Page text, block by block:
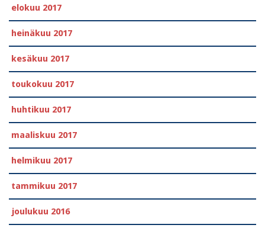
elokuu 2017
heinäkuu 2017
kesäkuu 2017
toukokuu 2017
huhtikuu 2017
maaliskuu 2017
helmikuu 2017
tammikuu 2017
joulukuu 2016